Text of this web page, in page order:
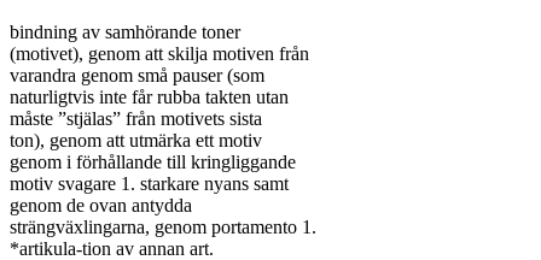
bindning av samhörande toner
(motivet), genom att skilja motiven från
varandra genom små pauser (som
naturligtvis inte får rubba takten utan
måste ”stjälas” från motivets sista
ton), genom att utmärka ett motiv
genom i förhållande till kringliggande
motiv svagare 1. starkare nyans samt
genom de ovan antydda
strängväxlingarna, genom portamento 1.
*artikula-tion av annan art.